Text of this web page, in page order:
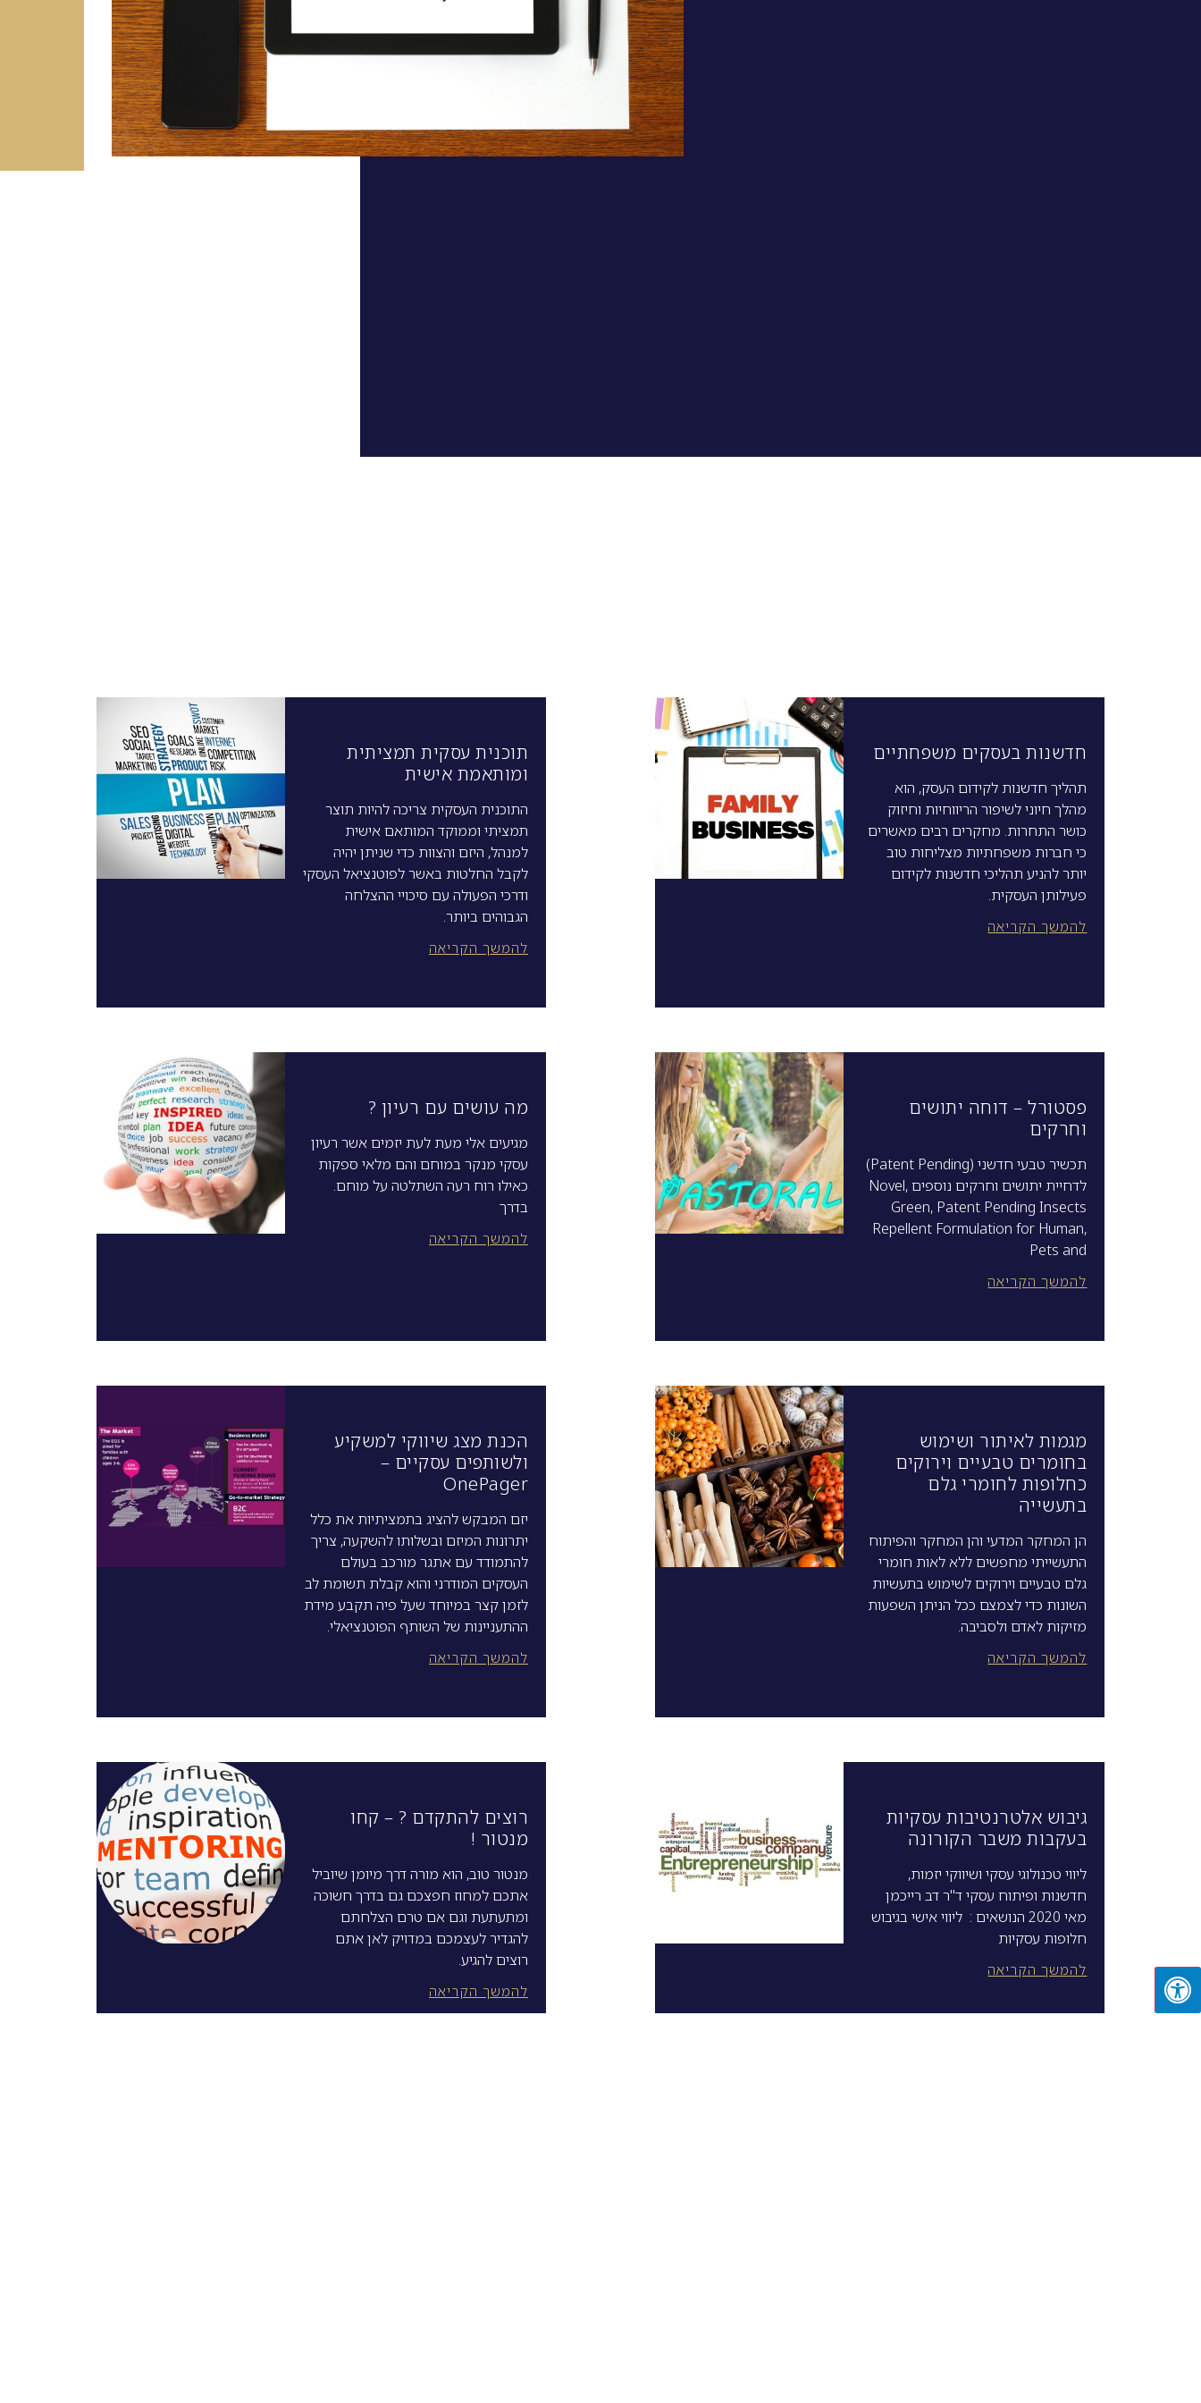
חדשנות בעסקים משפחתיים
תהליך חדשנות לקידום העסק, הוא
מהלך חיוני לשיפור הריווחיות וחיזוק
כושר התחרות. מחקרים רבים מאשרים
כי חברות משפחתיות מצליחות טוב
יותר להניע תהליכי חדשנות לקידום
פעילותן העסקית.
להמשך הקריאה
תוכנית עסקית תמציתית
ומותאמת אישית
התוכנית העסקית צריכה להיות תוצר
תמציתי וממוקד המותאם אישית
למנהל, היזם והצוות כדי שניתן יהיה
לקבל החלטות באשר לפוטנציאל העסקי
ודרכי הפעולה עם סיכויי ההצלחה
הגבוהים ביותר.
להמשך הקריאה
פסטורל – דוחה יתושים
וחרקים
תכשיר טבעי חדשני (Patent Pending)
לדחיית יתושים וחרקים נוספים Novel,
Green, Patent Pending Insects
Repellent Formulation for Human,
Pets and
להמשך הקריאה
מה עושים עם רעיון ?
מגיעים אלי מעת לעת יזמים אשר רעיון
עסקי מנקר במוחם והם מלאי ספקות
כאילו רוח רעה השתלטה על מוחם.
בדרך
להמשך הקריאה
מגמות לאיתור ושימוש
בחומרים טבעיים וירוקים
כחלופות לחומרי גלם
בתעשייה
הן המחקר המדעי והן המחקר והפיתוח
התעשייתי מחפשים ללא לאות חומרי
גלם טבעיים וירוקים לשימוש בתעשיות
השונות כדי לצמצם ככל הניתן השפעות
מזיקות לאדם ולסביבה.
להמשך הקריאה
הכנת מצג שיווקי למשקיע
ולשותפים עסקיים –
OnePager
יזם המבקש להציג בתמציתיות את כלל
יתרונות המיזם ובשלותו להשקעה, צריך
להתמודד עם אתגר מורכב בעולם
העסקים המודרני והוא קבלת תשומת לב
לזמן קצר במיוחד שעל פיה תקבע מידת
ההתעניינות של השותף הפוטנציאלי.
להמשך הקריאה
גיבוש אלטרנטיבות עסקיות
בעקבות משבר הקורונה
ליווי טכנולוגי עסקי ושיווקי יזמות,
חדשנות ופיתוח עסקי ד"ר דב רייכמן
מאי 2020 הנושאים : ליווי אישי בגיבוש
חלופות עסקיות
להמשך הקריאה
רוצים להתקדם ? – קחו
מנטור !
מנטור טוב, הוא מורה דרך מיומן שיוביל
אתכם למחוז חפצכם גם בדרך חשוכה
ומתעתעת וגם אם טרם הצלחתם
להגדיר לעצמכם במדויק לאן אתם
רוצים להגיע.
להמשך הקריאה